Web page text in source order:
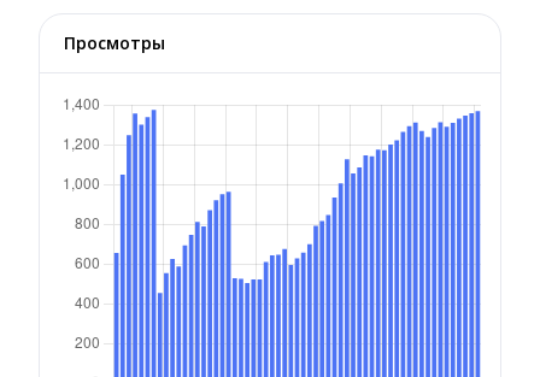
Просмотры